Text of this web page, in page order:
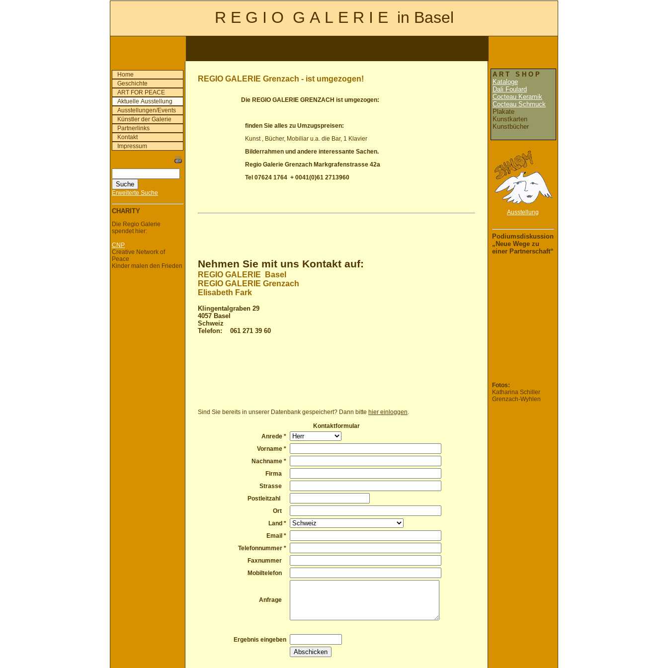
R E G I O G A L E R I E in Basel
Home
Geschichte
ART FOR PEACE
Aktuelle Ausstellung
Ausstellungen/Events
Künstler der Galerie
Partnerlinks
Kontakt
Impressum
Erweiterte Suche
CHARITY
Die Regio Galerie
spendet hier:
CNP
Creative Network of
Peace
Kinder malen den Frieden
REGIO GALERIE Grenzach - ist umgezogen!
Die REGIO GALERIE GRENZACH ist umgezogen:
finden Sie alles zu Umzugspreisen:
Kunst , Bücher, Mobiliar u.a. die Bar, 1 Klavier
Bilderrahmen und andere interessante Sachen.
Regio Galerie Grenzach Markgrafenstrasse 42a
Tel 07624 1764 + 0041(0)61 2713960
Nehmen Sie mit uns Kontakt auf:
REGIO GALERIE Basel
REGIO GALERIE Grenzach
Elisabeth Fark
Klingentalgraben 29
4057 Basel
Schweiz
Telefon: 061 271 39 60
Sind Sie bereits in unserer Datenbank gespeichert? Dann bitte hier einloggen.
Kontaktformular
Anrede *
Vorname *
Nachname *
Firma
Strasse
Postleitzahl
Ort
Land *
Email *
Telefonnummer *
Faxnummer
Mobiltelefon
Anfrage
Ergebnis eingeben
A R T S H O P
Kataloge
Dali Foulard
Cocteau Keramik
Cocteau Schmuck
Plakate
Kunstkarten
Kunstbücher
Ausstellung
Podiumsdiskussion
„Neue Wege zu
einer Partnerschaft“
Fotos:
Katharina Schiller
Grenzach-Wyhlen